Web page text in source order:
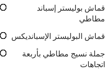
قماش بوليستر إسباند
مطاطي
قماش البوليستر الإسبانديكس
جملة نسيج مطاطي بأربعة
اتجاهات